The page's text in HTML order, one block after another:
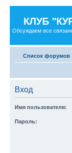
КЛУБ
Обсуждаем все
Список форумов
Вход
Имя пользователя:
Пароль: